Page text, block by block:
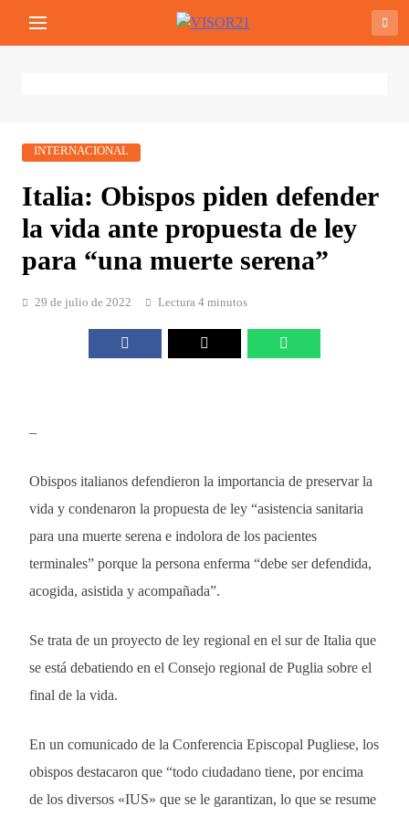
VISOR21
Periodismo Y Libertad
INTERNACIONAL
Italia: Obispos piden defender
la vida ante propuesta de ley
para “una muerte serena”
29 de julio de 2022 Lectura 4 minutos
–
Obispos italianos defendieron la importancia de preservar la
vida y condenaron la propuesta de ley “asistencia sanitaria
para una muerte serena e indolora de los pacientes
terminales” porque la persona enferma “debe ser defendida,
acogida, asistida y acompañada”.
Se trata de un proyecto de ley regional en el sur de Italia que
se está debatiendo en el Consejo regional de Puglia sobre el
final de la vida.
En un comunicado de la Conferencia Episcopal Pugliese, los
obispos destacaron que “todo ciudadano tiene, por encima
de los diversos «IUS» que se le garantizan, lo que se resume